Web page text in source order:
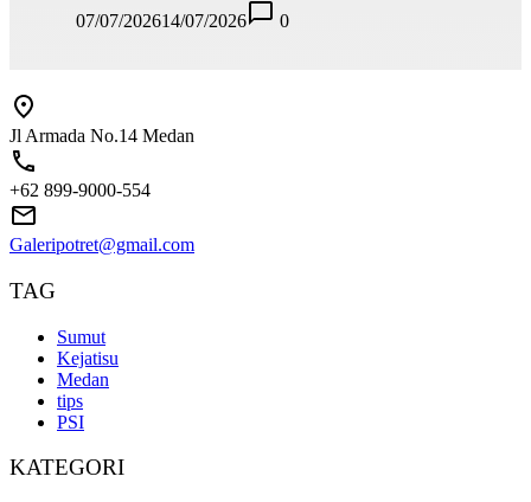
07/07/202614/07/2026 0
Jl Armada No.14 Medan
+62 899-9000-554
Galeripotret@gmail.com
TAG
Sumut
Kejatisu
Medan
tips
PSI
KATEGORI